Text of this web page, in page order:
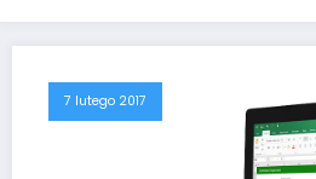
7 lutego 2017